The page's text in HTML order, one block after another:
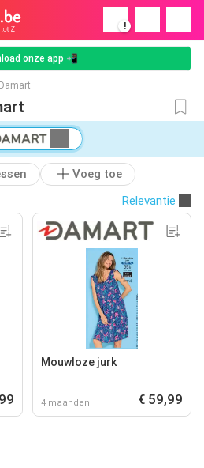
!
onze app 📲
Damart
Voeg toe
Relevantie
Mouwloze jurk
4 maanden € 59,99